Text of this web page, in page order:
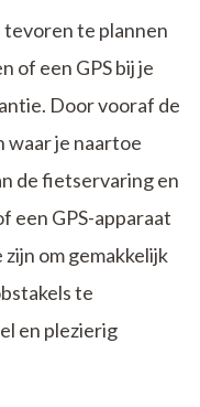
tevoren te plannen
of een GPS bij je
Door vooraf de
je naartoe
de fietservaring en
een GPS-apparaat
om gemakkelijk
te
en plezierig